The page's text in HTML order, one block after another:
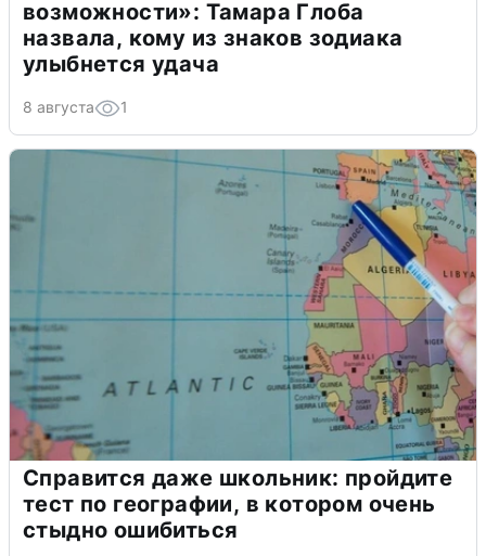
возможности»: Тамара Глоба
назвала, кому из знаков зодиака
улыбнется удача
8 августа 1
Справится даже школьник: пройдите
тест по географии, в котором очень
стыдно ошибиться